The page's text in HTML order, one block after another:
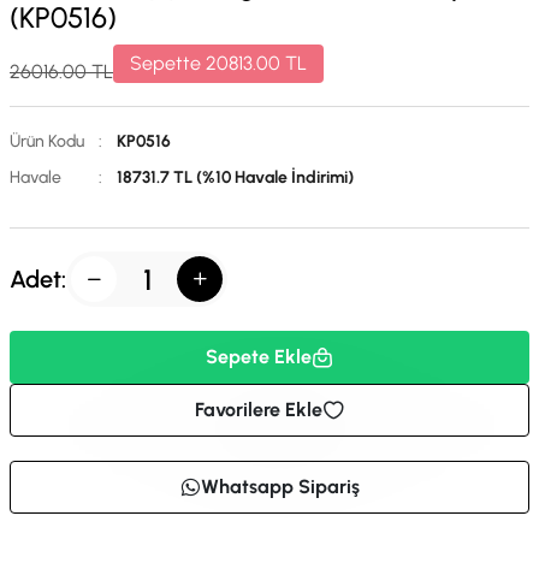
(KP0516)
26016.00TL Sepette 20813.00 TL
Ürün Kodu :
KP0516
Havale
: 18731.7 TL (%10 Havale İndirimi)
Adet:
Sepete Ekle
Favorilere Ekle
Whatsapp Sipariş